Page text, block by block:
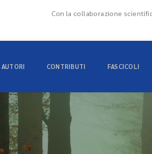
Con la collaborazione
AUTORI CONTRIBUTI FASCICOLI